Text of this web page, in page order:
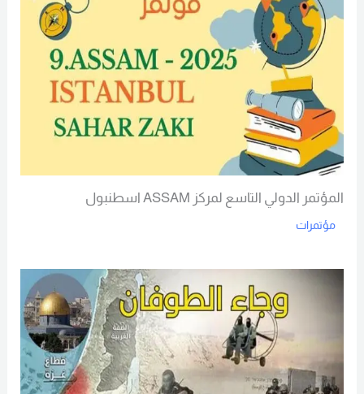
المؤتمر الدولي التاسع لمركز ASSAM اسطنبول
مؤتمرات